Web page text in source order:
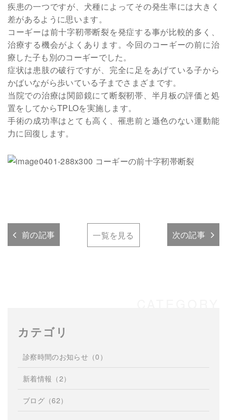
疾患の一つですが、犬種によってその発生率には大きく
差があるように思います。
コーギーは前十字靭帯断裂を発症する事が比較的多く、
治療する機会がよくあります。今回のコーギーの前に治
療した子も別のコーギーでした。
症状は患肢の破行ですが、完全に足をあげている子から
かばいながら歩いている子までさまざまです。
当院での治療は関節鏡にて断裂靭帯、半月板の評価と処
置をしてからTPLOを実施します。
手術の成功率はとても高く、罹患前と遜色のない運動能
力に回復します。
前の記事 一覧を見る 次の記事
カテゴリ
診察時間のお知らせ （0）
新着情報 （2）
ブログ（62）